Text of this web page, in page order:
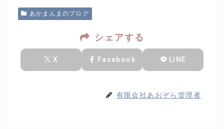
あかまんまのブログ
シェアする
X Facebook LINE
有限会社あおぞら管理者